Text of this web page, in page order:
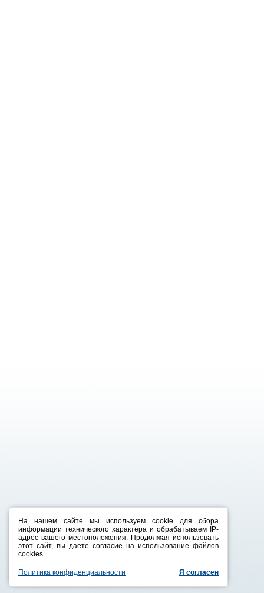
2011-2016, ООО
«Смарт-Рэк Трейдинг»
123007, г. Москва, 3-я Магистральная ул., дом 30
Тел.: 8 (495) 221-2864, 746-0186
Электронная почта:
На нашем сайте мы используем cookie для сбора
информации технического характера и обрабатываем IP-
адрес вашего местоположения. Продолжая использовать
этот сайт, вы даете согласие на использование файлов
cookies.
Политика конфиденциальности Я согласен